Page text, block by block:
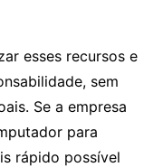
esses recursos e
sem
Se a empresa
para
rápido possível